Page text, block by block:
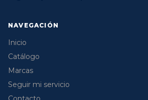
NAVEGACIÓN
Inicio
Catálogo
Marcas
Seguir mi servicio